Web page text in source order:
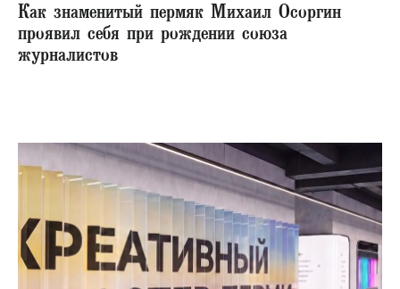
​Как знаменитый пермяк Михаил Осоргин
проявил себя при рождении союза
журналистов